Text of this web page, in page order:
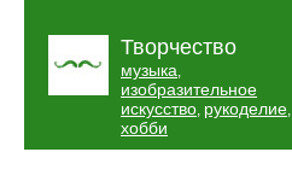
Творчество
музыка,
изобразительное
искусство, рукоделие,
хобби